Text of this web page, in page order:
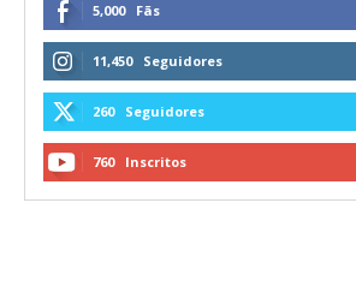
5,000 Fãs
11,450 Seguidores
260 Seguidores
760 Inscritos